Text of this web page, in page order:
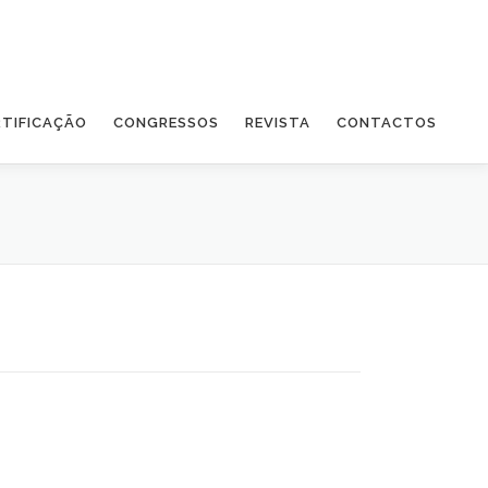
CONGRESSOS REVISTA CONTACTOS